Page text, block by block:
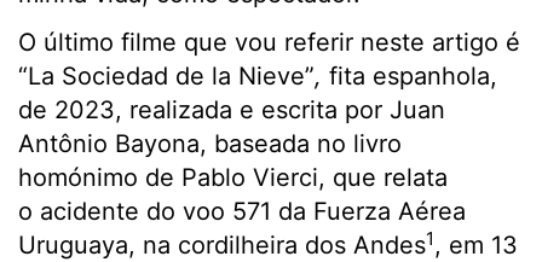
O último filme que vou referir neste artigo é
“La Sociedad de la Nieve”, fita espanhola,
de 2023, realizada e escrita por Juan
Antônio Bayona, baseada no livro
homónimo de Pablo Vierci, que relata
o acidente do voo 571 da Fuerza Aérea
Uruguaya, na cordilheira dos Andes1 , em 13